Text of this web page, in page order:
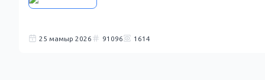
25 мамыр 2026 91096 1614